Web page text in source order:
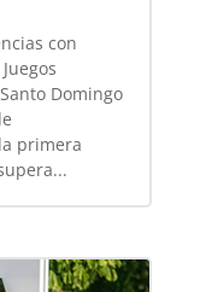
con
Domingo
primera